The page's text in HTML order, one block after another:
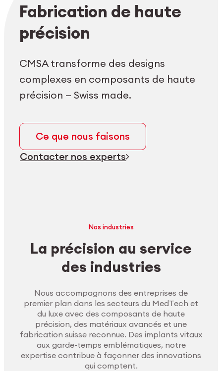
Fabrication de haute
précision
CMSA transforme des designs
complexes en composants de haute
précision — Swiss made.
Ce que nous faisons
Contacter nos experts
Nos industries
La précision au service
des industries
Nous accompagnons des entreprises de
premier plan dans les secteurs du MedTech et
du luxe avec des composants de haute
précision, des matériaux avancés et une
fabrication suisse reconnue. Des implants vitaux
aux garde-temps emblématiques, notre
expertise contribue à façonner des innovations
qui comptent.